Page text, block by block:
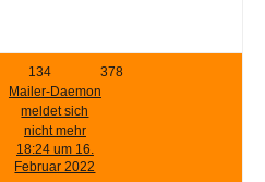
134
378
Mailer-Daemon
meldet sich
nicht mehr
18:24 um 16.
Februar 2022